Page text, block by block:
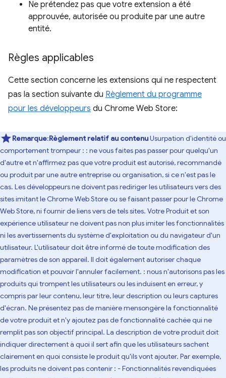
Ne prétendez pas que votre extension a été
approuvée, autorisée ou produite par une autre
entité.
Règles applicables
Cette section concerne les extensions qui ne respectent
pas la section suivante du Règlement du programme
pour les développeurs du Chrome Web Store:
Remarque:Règlement relatif au contenuUsurpation d'identité ou
comportement trompeur : : ne vous faites pas passer pour quelqu'un
d'autre et n'affirmez pas que votre produit est autorisé, recommandé
ou produit par une autre entreprise ou organisation, si ce n'est pas le
cas. Les développeurs ne doivent pas rediriger les utilisateurs vers des
sites imitant le Chrome Web Store ou se faisant passer pour le Chrome
Web Store, ni fournir de liens vers de tels sites. Votre Produit et son
expérience utilisateur ne doivent pas non plus imiter les fonctionnalités
ni les avertissements du système d'exploitation ou du navigateur d'un
utilisateur. L'utilisateur doit être informé de toute modification des
paramètres de son appareil. Il doit également autoriser chaque
modification et pouvoir l'annuler facilement. : nous n'autorisons pas les
produits qui trompent les utilisateurs ou les induisent en erreur, y
compris par leur contenu, leur titre, leur description ou leurs captures
d'écran. Ne présentez pas de manière mensongère la fonctionnalité
de votre produit et n'y ajoutez pas de fonctionnalité cachée qui ne
remplit pas son objectif principal. La description de votre produit doit
indiquer directement à quoi il sert afin que les utilisateurs sachent
clairement en quoi consiste le produit qu'ils vont ajouter. Par exemple,
les produits ne doivent pas contenir : - Fonctionnalités revendiquées